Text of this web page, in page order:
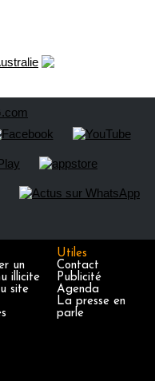
un
illicite
site
Utiles
Contact
Publicité
Agenda
La presse en
parle